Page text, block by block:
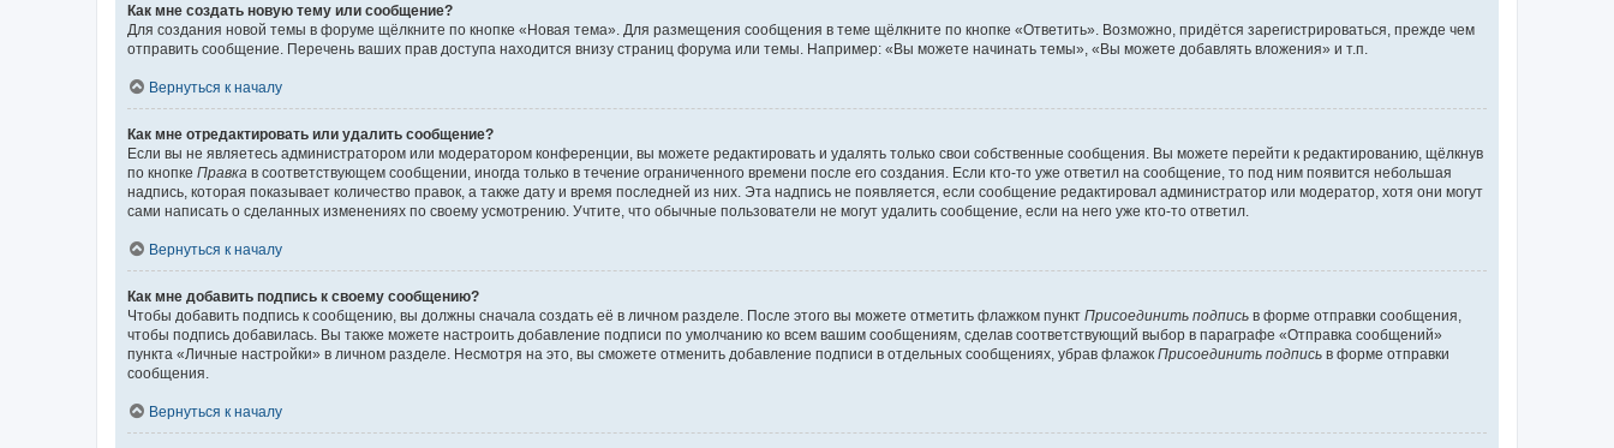
Как мне создать новую тему или сообщение?
Для создания новой темы в форуме щёлкните по кнопке «Новая тема». Для размещения сообщения в теме щёлкните по кнопке «Ответить». Возможно, придётся зарегистрироваться, прежде чем
отправить сообщение. Перечень ваших прав доступа находится внизу страниц форума или темы. Например: «Вы можете начинать темы», «Вы можете добавлять вложения» и т.п.
Вернуться к началу
Как мне отредактировать или удалить сообщение?
Если вы не являетесь администратором или модератором конференции, вы можете редактировать и удалять только свои собственные сообщения. Вы можете перейти к редактированию, щёлкнув
по кнопке Правка в соответствующем сообщении, иногда только в течение ограниченного времени после его создания. Если кто-то уже ответил на сообщение, то под ним появится небольшая
надпись, которая показывает количество правок, а также дату и время последней из них. Эта надпись не появляется, если сообщение редактировал администратор или модератор, хотя они могут
сами написать о сделанных изменениях по своему усмотрению. Учтите, что обычные пользователи не могут удалить сообщение, если на него уже кто-то ответил.
Вернуться к началу
Как мне добавить подпись к своему сообщению?
Чтобы добавить подпись к сообщению, вы должны сначала создать её в личном разделе. После этого вы можете отметить флажком пункт Присоединить подпись в форме отправки сообщения,
чтобы подпись добавилась. Вы также можете настроить добавление подписи по умолчанию ко всем вашим сообщениям, сделав соответствующий выбор в параграфе «Отправка сообщений»
пункта «Личные настройки» в личном разделе. Несмотря на это, вы сможете отменить добавление подписи в отдельных сообщениях, убрав флажок Присоединить подпись в форме отправки
сообщения.
Вернуться к началу